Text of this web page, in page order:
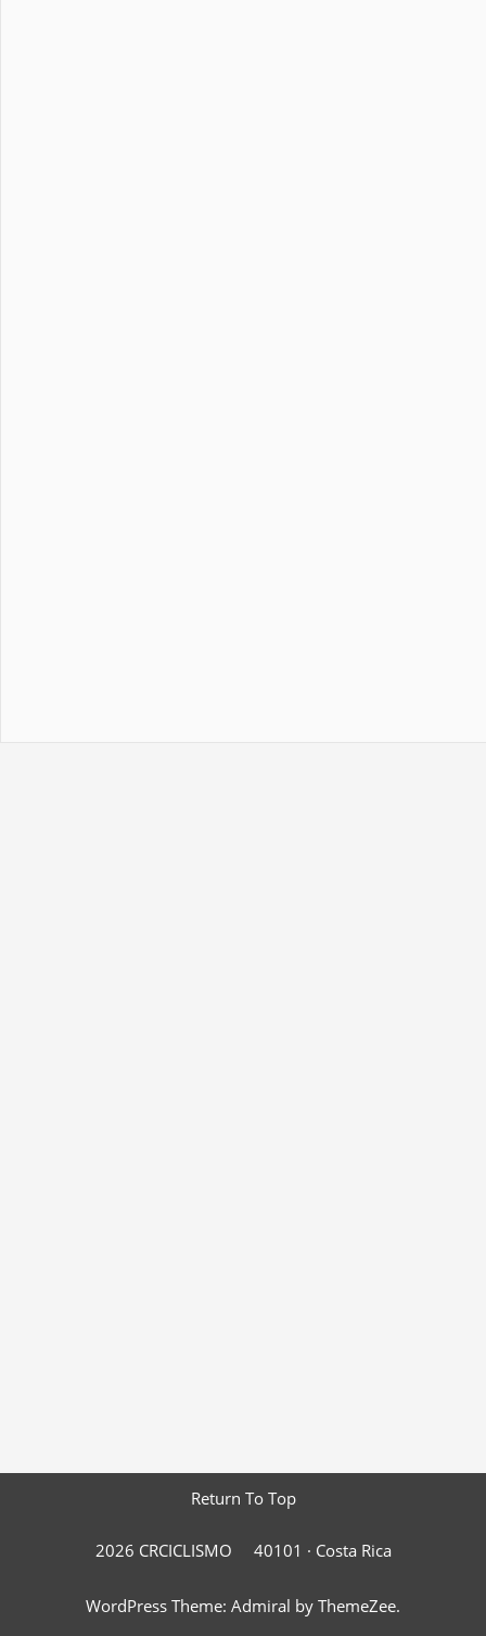
Return To Top
2026 CRCICLISMO 40101 · Costa Rica
WordPress Theme: Admiral by ThemeZee.